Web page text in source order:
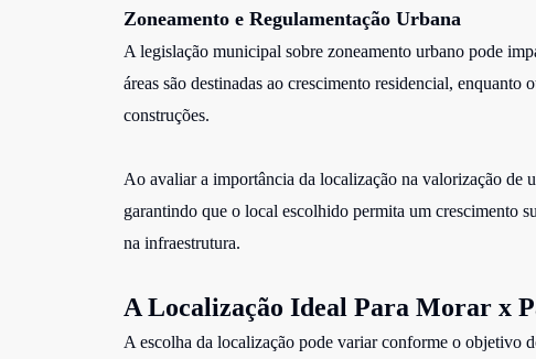
Zoneamento e Regulamentação Urbana
A legislação municipal sobre zoneamento urbano pode
áreas são destinadas ao crescimento residencial, enquanto
construções.
Ao avaliar a importância da localização na valorização de
garantindo que o local escolhido permita um crescimento
na infraestrutura.
A Localização Ideal Para Morar x
A escolha da localização pode variar conforme o objetivo